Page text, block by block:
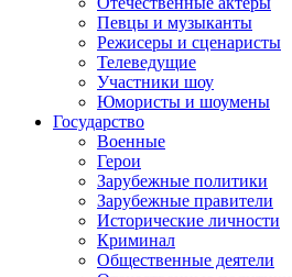
Певцы и музыканты
Режисеры и сценаристы
Телеведущие
Участники шоу
Юмористы и шоумены
Государство
Военные
Герои
Зарубежные политики
Зарубежные правители
Исторические личности
Криминал
Общественные деятели